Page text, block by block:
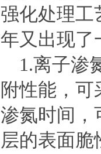
强化处理工
年又出现了
1.离子渗
附性能，
渗氮时间，
层的表面